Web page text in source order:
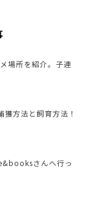
場所を紹介。子連
方法と飼育方法！
さんへ行っ